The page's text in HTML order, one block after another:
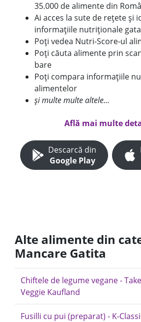
35.000 de alimente din
Ai acces la sute de rețete și
informațiile nutriționale
Poți vedea Nutri-Score-ul
Poți căuta alimente prin
bare
Poți compara informațiile
alimentelor
și multe multe altele...
Află mai multe
Descarcă din
Google Play
Alte alimente din
Mancare Gatita
Chiftele de legume vegane -
Veggie Kaufland
Fusilli cu pui (preparat) - K-